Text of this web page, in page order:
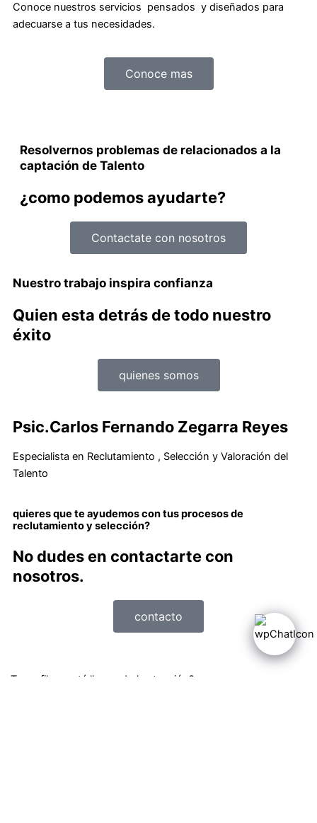
Conoce nuestros servicios pensados y diseñados para
adecuarse a tus necesidades.
Conoce mas
Resolvernos problemas de relacionados a la
captación de Talento
¿como podemos ayudarte?
Contactate con nosotros
Psic.Carlos Fernando Zegarra Reyes
Especialista en Reclutamiento , Selección y Valoración del
Talento
Nuestro trabajo inspira confianza
Quien esta detrás de todo nuestro
éxito
quienes somos
quieres que te ayudemos con tus procesos de
reclutamiento y selección?
No dudes en contactarte con
nosotros.
contacto
¿Tu perfil no está llamando la atención?